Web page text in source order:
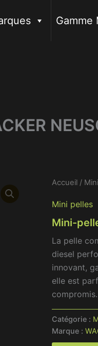
Gamme
Accueil /
Mini pelles
Mini-
La pelle
diesel
innovant,
elle est
compromis.
Catégorie :
Marque :